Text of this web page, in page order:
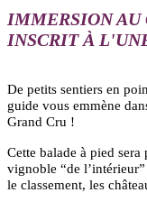
IMMERSION
INSCRIT À
De petits sentiers en
guide vous emmène
Grand Cru !
Cette balade à pied
vignoble “de
le classement, les